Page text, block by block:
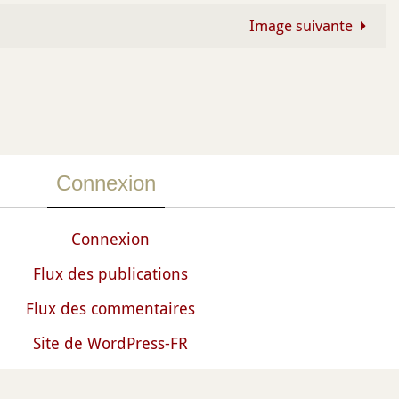
Image suivante
Connexion
Connexion
Flux des publications
Flux des commentaires
Site de WordPress-FR